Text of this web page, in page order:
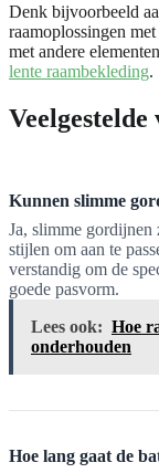
Denk bijvoorbeeld
raamoplossingen
met andere
lente raambekleding.
Veelgestelde
Kunnen slimme
Ja, slimme gordijnen
stijlen om aan te
verstandig om de
goede pasvorm.
Lees ook: Hoe
onderhouden
Hoe lang gaat de